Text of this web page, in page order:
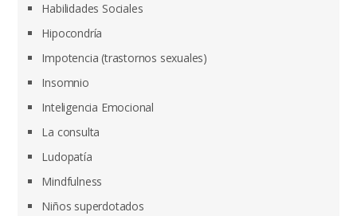
Habilidades Sociales
Hipocondría
Impotencia (trastornos sexuales)
Insomnio
Inteligencia Emocional
La consulta
Ludopatía
Mindfulness
Niños superdotados